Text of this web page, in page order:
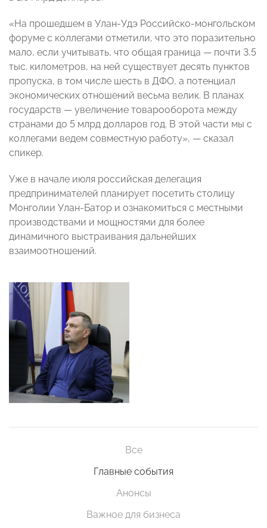
«На прошедшем в Улан-Удэ Российско-монгольском
форуме с коллегами отметили, что это поразительно
мало, если учитывать, что общая граница — почти 3,5
тыс. километров, на ней существует десять пунктов
пропуска, в том числе шесть в ДФО, а потенциал
экономических отношений весьма велик. В планах
государств — увеличение товарооборота между
странами до 5 млрд долларов год. В этой части мы с
коллегами ведем совместную работу», — сказал
спикер.
Уже в начале июля российская делегация
предпринимателей планирует посетить столицу
Монголии Улан-Батор и ознакомиться с местными
производствами и мощностями для более
динамичного выстраивания дальнейших
взаимоотношений.
Все
Главные события
Анонсы
Важное для бизнеса